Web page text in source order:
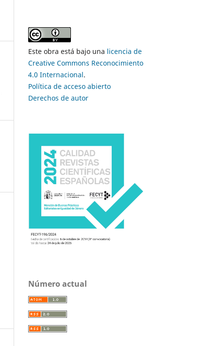
Este obra está bajo una licencia de
Creative Commons Reconocimiento
4.0 Internacional.
Política de acceso abierto
Derechos de autor
Número actual